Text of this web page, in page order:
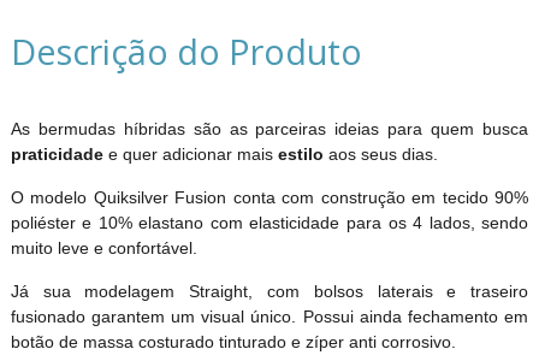
Descrição do Produto
As bermudas híbridas são as parceiras ideias para quem busca
praticidadee quer adicionar mais estilo aos seus dias.
O modelo Quiksilver Fusion conta com construção em tecido 90%
poliéster e 10% elastano com elasticidade para os 4 lados, sendo
muito leve e confortável.
Já sua modelagem Straight, com bolsos laterais e traseiro
fusionado garantem um visual único. Possui ainda fechamento em
botão de massa costurado tinturado e zíper anti corrosivo.